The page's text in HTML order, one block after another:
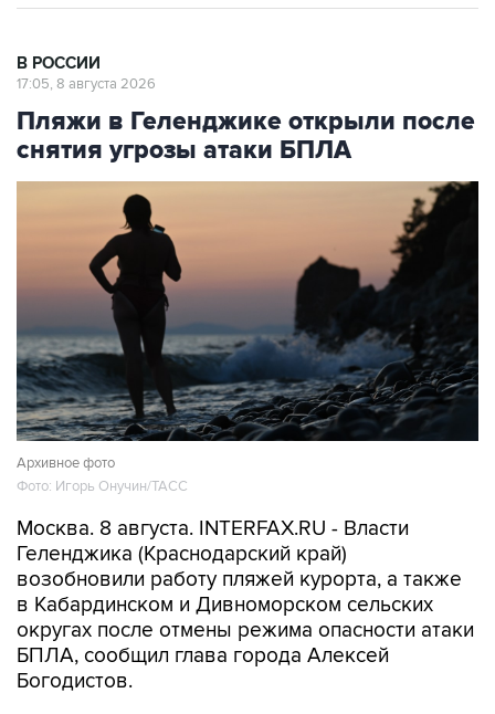
В РОССИИ
17:05, 8 августа 2026
Пляжи в Геленджике открыли после
снятия угрозы атаки БПЛА
Архивное фото
Фото: Игорь Онучин/ТАСС
Москва. 8 августа. INTERFAX.RU - Власти
Геленджика (Краснодарский край)
возобновили работу пляжей курорта, а также
в Кабардинском и Дивноморском сельских
округах после отмены режима опасности атаки
БПЛА, сообщил глава города Алексей
Богодистов.